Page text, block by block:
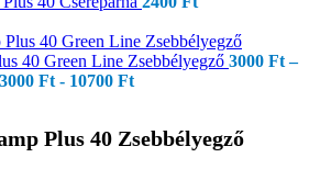
40 Green Line Zsebbélyegző 3000 Ft –
Ft - 10700 Ft
Plus 40 Zsebbélyegző